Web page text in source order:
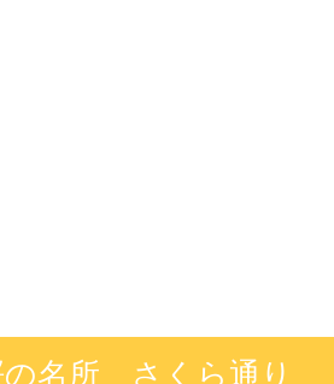
名所 さくら通り